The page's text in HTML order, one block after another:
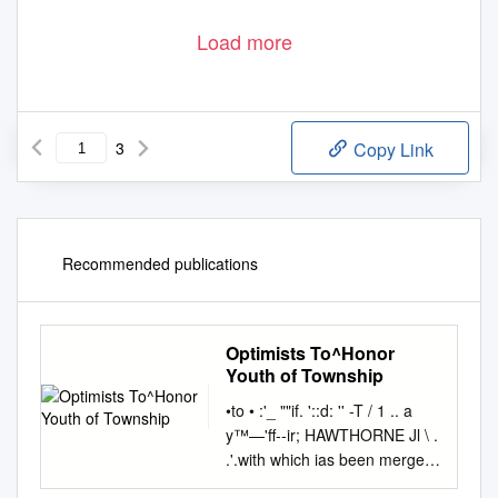
Load more
3 Copy Link
Recommended publications
Optimists To^Honor
Youth of Township
•to • :'_ ""if. '::d: '' -T / 1 .. a
y™—'ff--ir; HAWTHORNE Jl \ .
.'.with which ias been merged
the Springfield "Sun